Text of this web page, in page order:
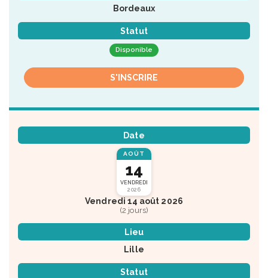
Bordeaux
Statut
Disponible
S'INSCRIRE
Date
AOÛT
14
VENDREDI
2026
Vendredi 14 août 2026
(2 jours)
Lieu
Lille
Statut